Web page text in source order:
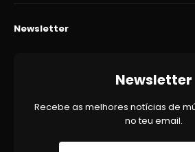
Newsletter
Newsletter
Recebe as melhores notícias de
no teu email.